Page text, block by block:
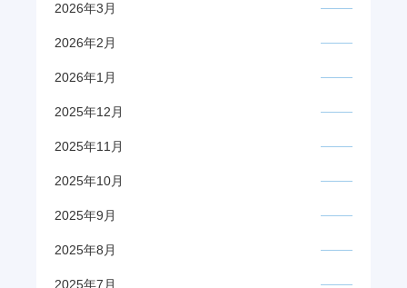
2026年3月
2026年2月
2026年1月
2025年12月
2025年11月
2025年10月
2025年9月
2025年8月
2025年7月